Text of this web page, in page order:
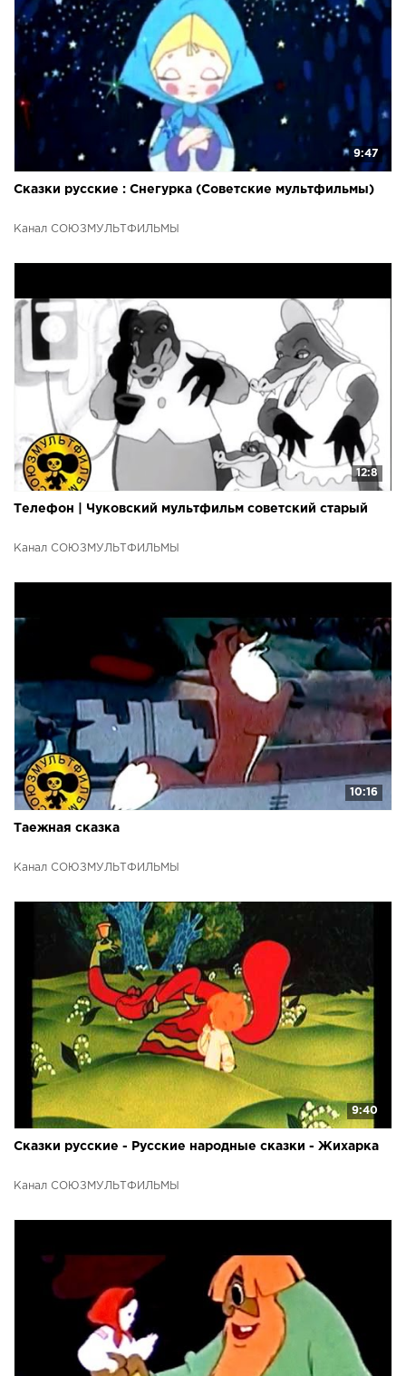
9:47
Сказки русские : Снегурка (Советские мультфильмы)
Канал СОЮЗМУЛЬТФИЛЬМЫ
12:8
Телефон | Чуковский мультфильм советский старый
Канал СОЮЗМУЛЬТФИЛЬМЫ
10:16
Таежная сказка
Канал СОЮЗМУЛЬТФИЛЬМЫ
9:40
Сказки русские - Русские народные сказки - Жихарка
Канал СОЮЗМУЛЬТФИЛЬМЫ